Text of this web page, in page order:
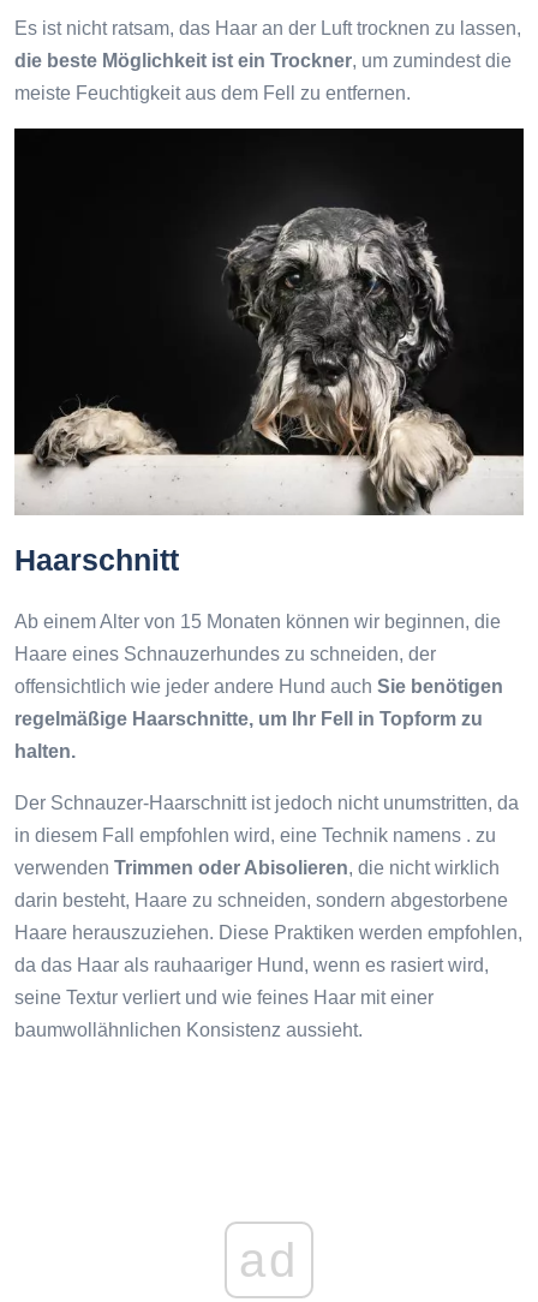
Es ist nicht ratsam, das Haar an der Luft trocknen zu lassen,
die beste Möglichkeit ist ein Trockner, um zumindest die
meiste Feuchtigkeit aus dem Fell zu entfernen.
Haarschnitt
Ab einem Alter von 15 Monaten können wir beginnen, die
Haare eines Schnauzerhundes zu schneiden, der
offensichtlich wie jeder andere Hund auch Sie benötigen
regelmäßige Haarschnitte, um Ihr Fell in Topform zu
halten.
Der Schnauzer-Haarschnitt ist jedoch nicht unumstritten, da
in diesem Fall empfohlen wird, eine Technik namens . zu
verwenden Trimmen oder Abisolieren, die nicht wirklich
darin besteht, Haare zu schneiden, sondern abgestorbene
Haare herauszuziehen. Diese Praktiken werden empfohlen,
da das Haar als rauhaariger Hund, wenn es rasiert wird,
seine Textur verliert und wie feines Haar mit einer
baumwollähnlichen Konsistenz aussieht.
ad